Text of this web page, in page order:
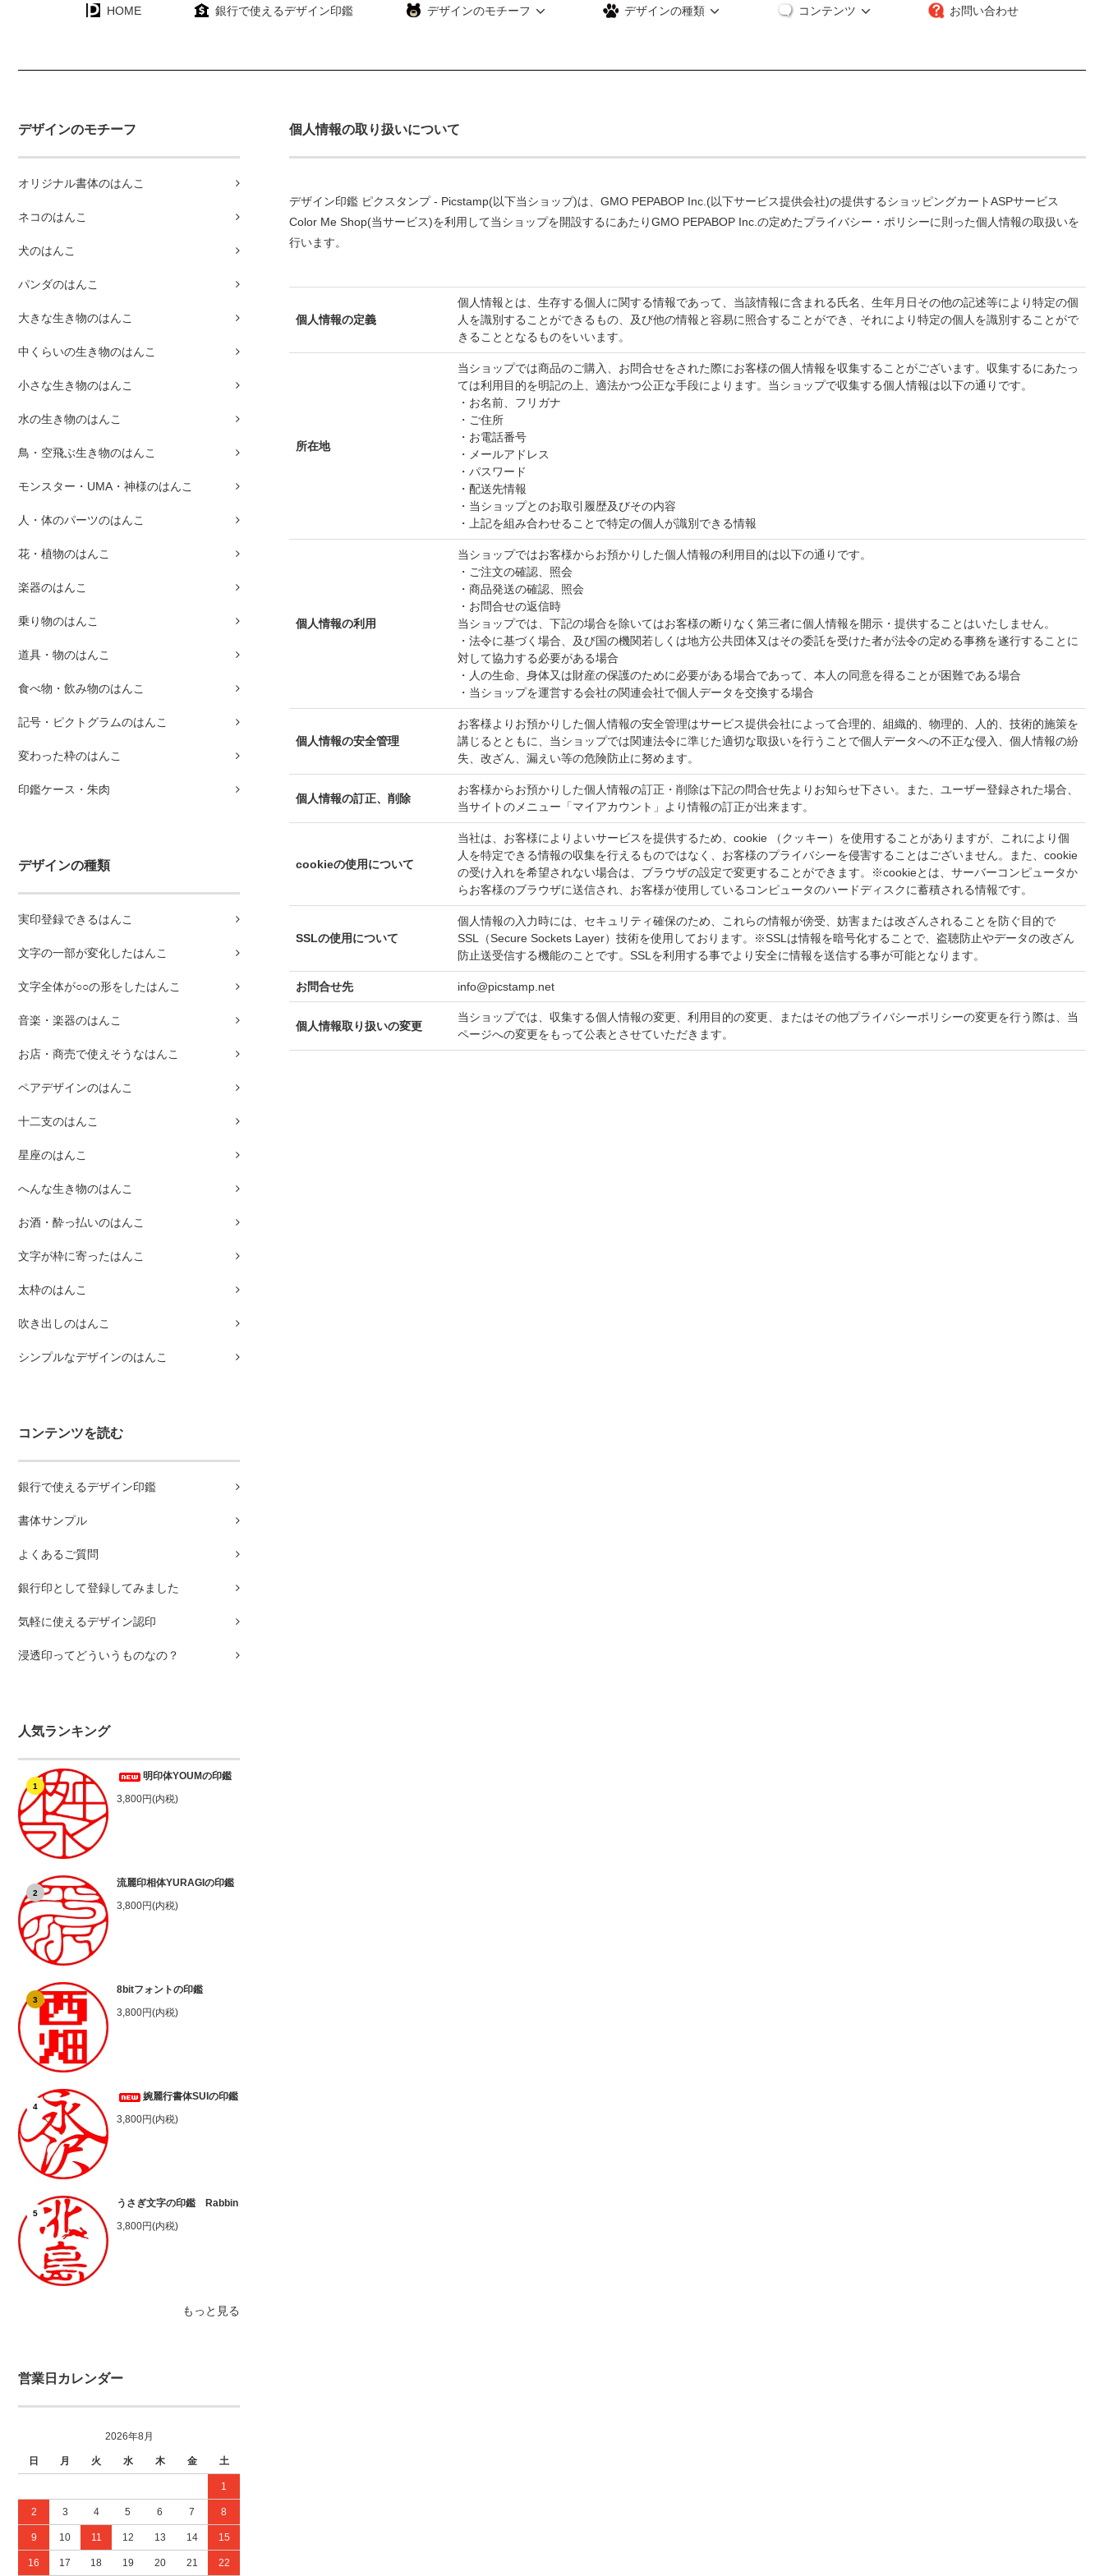
HOME 銀行で使えるデザイン印鑑 デザインのモチーフ デザインの種類 コンテンツ お問い合わせ
デザインのモチーフ
オリジナル書体のはんこ
ネコのはんこ
犬のはんこ
パンダのはんこ
大きな生き物のはんこ
中くらいの生き物のはんこ
小さな生き物のはんこ
水の生き物のはんこ
鳥・空飛ぶ生き物のはんこ
モンスター・UMA・神様のはんこ
人・体のパーツのはんこ
花・植物のはんこ
楽器のはんこ
乗り物のはんこ
道具・物のはんこ
食べ物・飲み物のはんこ
記号・ピクトグラムのはんこ
変わった枠のはんこ
印鑑ケース・朱肉
デザインの種類
実印登録できるはんこ
文字の一部が変化したはんこ
文字全体が○○の形をしたはんこ
音楽・楽器のはんこ
お店・商売で使えそうなはんこ
ペアデザインのはんこ
十二支のはんこ
星座のはんこ
へんな生き物のはんこ
お酒・酔っ払いのはんこ
文字が枠に寄ったはんこ
太枠のはんこ
吹き出しのはんこ
シンプルなデザインのはんこ
コンテンツを読む
銀行で使えるデザイン印鑑
書体サンプル
よくあるご質問
銀行印として登録してみました
気軽に使えるデザイン認印
浸透印ってどういうものなの？
人気ランキング
1
明印体YOUMの印鑑
3,800円(内税)
2
流麗印相体YURAGIの印鑑
3,800円(内税)
3
8bitフォントの印鑑
3,800円(内税)
4
婉麗行書体SUIの印鑑
3,800円(内税)
5
うさぎ文字の印鑑 Rabbin
3,800円(内税)
もっと見る
営業日カレンダー
2026年8月
日 月 火 水 木 金 土
1
2 3 4 5 6 7 8
9 10 11 12 13 14 15
16 17 18 19 20 21 22
個人情報の取り扱いについて
デザイン印鑑 ピクスタンプ - Picstamp(以下当ショップ)は、 GMO PEPABOP Inc.(以下サービス提供会社)の提供するショッピングカートASPサービス
Color Me Shop(当サービス)を利用して当ショップを開設するにあたりGMO PEPABOP Inc.の定めたプライバシー・ポリシーに則った個人情報の取扱いを
行います。
個人情報の定義
個人情報とは、生存する個人に関する情報であって、当該情報に含まれる氏名、生年月日その他の記述等により特定の個
人を識別することができるもの、及び他の情報と容易に照合することができ、それにより特定の個人を識別することがで
きることとなるものをいいます。
所在地
当ショップでは商品のご購入、お問合せをされた際にお客様の個人情報を収集することがございます。収集するにあたっ
ては利用目的を明記の上、適法かつ公正な手段によります。当ショップで収集する個人情報は以下の通りです。
・お名前、フリガナ
・ご住所
・お電話番号
・メールアドレス
・パスワード
・配送先情報
・当ショップとのお取引履歴及びその内容
・上記を組み合わせることで特定の個人が識別できる情報
個人情報の利用
当ショップではお客様からお預かりした個人情報の利用目的は以下の通りです。
・ご注文の確認、照会
・商品発送の確認、照会
・お問合せの返信時
当ショップでは、下記の場合を除いてはお客様の断りなく第三者に個人情報を開示・提供することはいたしません。
・法令に基づく場合、及び国の機関若しくは地方公共団体又はその委託を受けた者が法令の定める事務を遂行することに
対して協力する必要がある場合
・人の生命、身体又は財産の保護のために必要がある場合であって、本人の同意を得ることが困難である場合
・当ショップを運営する会社の関連会社で個人データを交換する場合
個人情報の安全管理
お客様よりお預かりした個人情報の安全管理はサービス提供会社によって合理的、組織的、物理的、人的、技術的施策を
講じるとともに、当ショップでは関連法令に準じた適切な取扱いを行うことで個人データへの不正な侵入、個人情報の紛
失、改ざん、漏えい等の危険防止に努めます。
個人情報の訂正、削除
お客様からお預かりした個人情報の訂正・削除は下記の問合せ先よりお知らせ下さい。また、ユーザー登録された場合、
当サイトのメニュー「マイアカウント」より情報の訂正が出来ます。
cookieの使用について
当社は、お客様によりよいサービスを提供するため、cookie （クッキー）を使用することがありますが、これにより個
人を特定できる情報の収集を行えるものではなく、お客様のプライバシーを侵害することはございません。また、cookie
の受け入れを希望されない場合は、ブラウザの設定で変更することができます。※cookieとは、サーバーコンピュータか
らお客様のブラウザに送信され、お客様が使用しているコンピュータのハードディスクに蓄積される情報です。
SSLの使用について
個人情報の入力時には、セキュリティ確保のため、これらの情報が傍受、妨害または改ざんされることを防ぐ目的で
SSL（Secure Sockets Layer）技術を使用しております。※SSLは情報を暗号化することで、盗聴防止やデータの改ざん
防止送受信する機能のことです。SSLを利用する事でより安全に情報を送信する事が可能となります。
お問合せ先 info@picstamp.net
個人情報取り扱いの変更
当ショップでは、収集する個人情報の変更、利用目的の変更、またはその他プライバシーポリシーの変更を行う際は、当
ページへの変更をもって公表とさせていただきます。